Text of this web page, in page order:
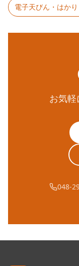
電子天びん・はか
お気
048-